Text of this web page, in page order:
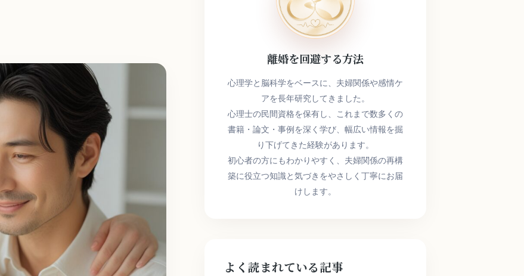
離婚を回避する方法
心理学と脳科学をベースに、夫婦関係や感情ケ
アを長年研究してきました。
心理士の民間資格を保有し、これまで数多くの
書籍・論文・事例を深く学び、幅広い情報を掘
り下げてきた経験があります。
初心者の方にもわかりやすく、夫婦関係の再構
築に役立つ知識と気づきをやさしく丁寧にお届
けします。
よく読まれている記事